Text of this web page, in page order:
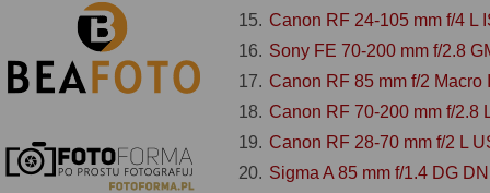
Canon RF 24-105 mm f/4 L
Sony FE 70-200 mm f/2.8
Canon RF 85 mm f/2 Macro
Canon RF 70-200 mm f/2.8
Canon RF 28-70 mm f/2 L
Sigma A 85 mm f/1.4 DG